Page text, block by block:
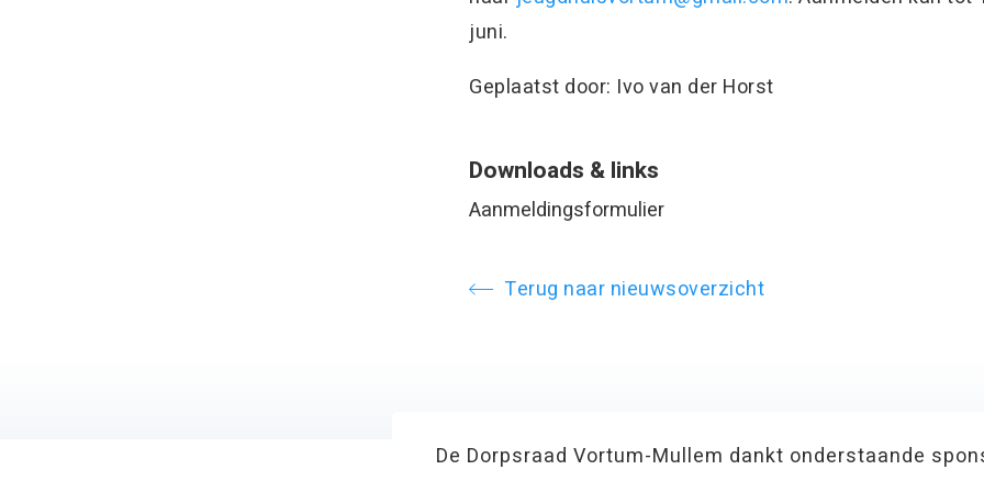
juni.
Geplaatst door: Ivo van der Horst
Downloads & links
Aanmeldingsformulier
Terug naar nieuwsoverzicht
De Dorpsraad Vortum-Mullem dankt onderstaande